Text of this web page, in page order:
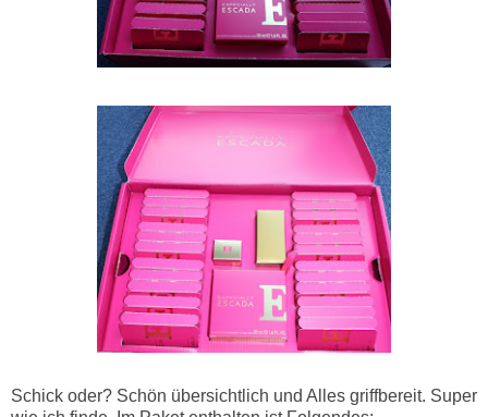
Schick oder? Schön übersichtlich und Alles griffbereit. Super